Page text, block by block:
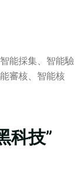
能採集、智能驗
審核、智能核
科技”